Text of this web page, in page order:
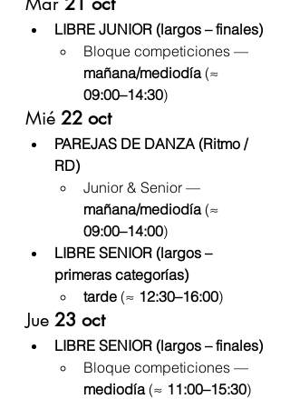
LIBRE JUNIOR (largos – finales)
Bloque competiciones —
mañana/mediodía (≈
09:00–14:30)
Mié 22 oct
PAREJAS DE DANZA (Ritmo /
RD)
Junior & Senior —
mañana/mediodía (≈
09:00–14:00)
LIBRE SENIOR (largos –
primeras categorías)
tarde (≈ 12:30–16:00)
Jue 23 oct
LIBRE SENIOR (largos – finales)
Bloque competiciones —
mediodía (≈ 11:00–15:30)